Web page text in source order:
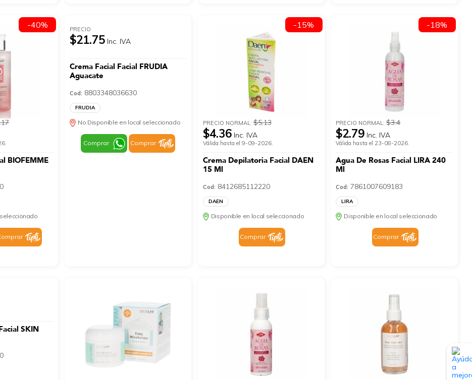
BIOFEMME
-40% PRECIO
$21.75 Inc. IVA
Crema Facial Facial FRUDIA
Aguacate
Cod: 8803348036630
FRUDIA
No Disponible en local seleccionado
Comprar Comprar
PRECIO NORMAL:$5.13
$4.36 Inc. IVA
Válida hasta el 9-09-2026.
Crema Depilatoria Facial DAEN
15 Ml
Cod: 8412685112220
DAEN
Disponible en local seleccionado
Comprar
-15%
PRECIO NORMAL:$3.4
$2.79 Inc. IVA
Válida hasta el 23-08-2026.
Agua De Rosas Facial LIRA 240
Ml
Cod: 7861007609183
LIRA
Disponible en local seleccionado
Comprar
-18%
SKIN